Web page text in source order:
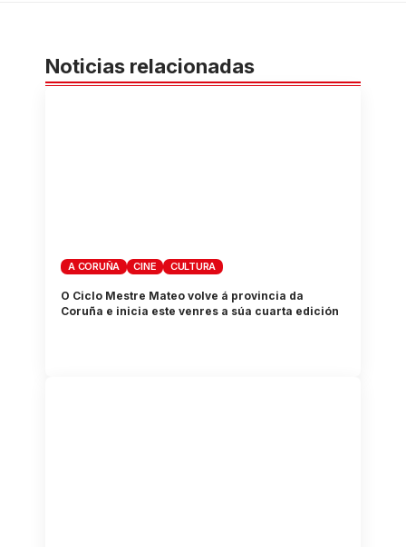
Noticias relacionadas
A CORUÑA CINE CULTURA
O Ciclo Mestre Mateo volve á provincia da
Coruña e inicia este venres a súa cuarta edición